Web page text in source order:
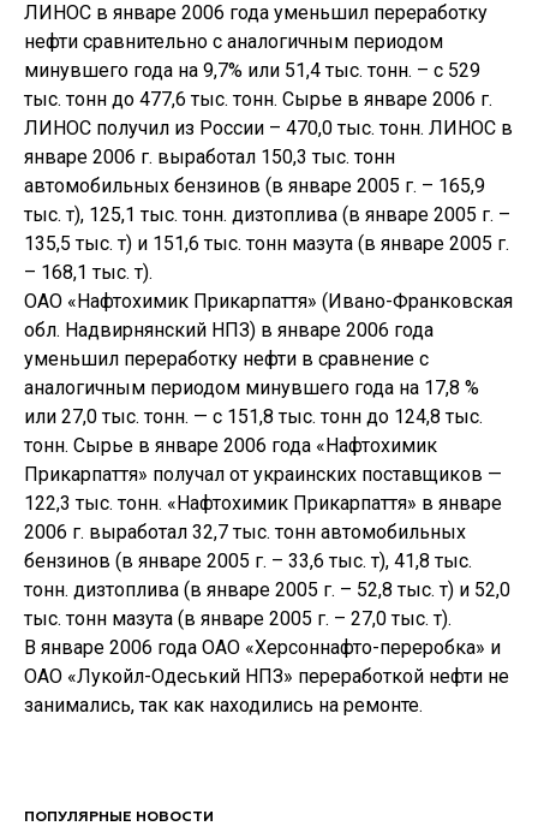
ЛИНОС в январе 2006 года уменьшил переработку
нефти сравнительно с аналогичным периодом
минувшего года на 9,7% или 51,4 тыс. тонн. – с 529
тыс. тонн до 477,6 тыс. тонн. Сырье в январе 2006 г.
ЛИНОС получил из России – 470,0 тыс. тонн. ЛИНОС в
январе 2006 г. выработал 150,3 тыс. тонн
автомобильных бензинов (в январе 2005 г. – 165,9
тыс. т), 125,1 тыс. тонн. дизтоплива (в январе 2005 г. –
135,5 тыс. т) и 151,6 тыс. тонн мазута (в январе 2005 г.
– 168,1 тыс. т).
ОАО «Нафтохимик Прикарпаття» (Ивано-Франковская
обл. Надвирнянский НПЗ) в январе 2006 года
уменьшил переработку нефти в сравнение с
аналогичным периодом минувшего года на 17,8 %
или 27,0 тыс. тонн. — с 151,8 тыс. тонн до 124,8 тыс.
тонн. Сырье в январе 2006 года «Нафтохимик
Прикарпаття» получал от украинских поставщиков —
122,3 тыс. тонн. «Нафтохимик Прикарпаття» в январе
2006 г. выработал 32,7 тыс. тонн автомобильных
бензинов (в январе 2005 г. – 33,6 тыс. т), 41,8 тыс.
тонн. дизтоплива (в январе 2005 г. – 52,8 тыс. т) и 52,0
тыс. тонн мазута (в январе 2005 г. – 27,0 тыс. т).
В январе 2006 года ОАО «Херсоннафто-переробка» и
ОАО «Лукойл-Одеський НПЗ» переработкой нефти не
занимались, так как находились на ремонте.
ПОПУЛЯРНЫЕ НОВОСТИ